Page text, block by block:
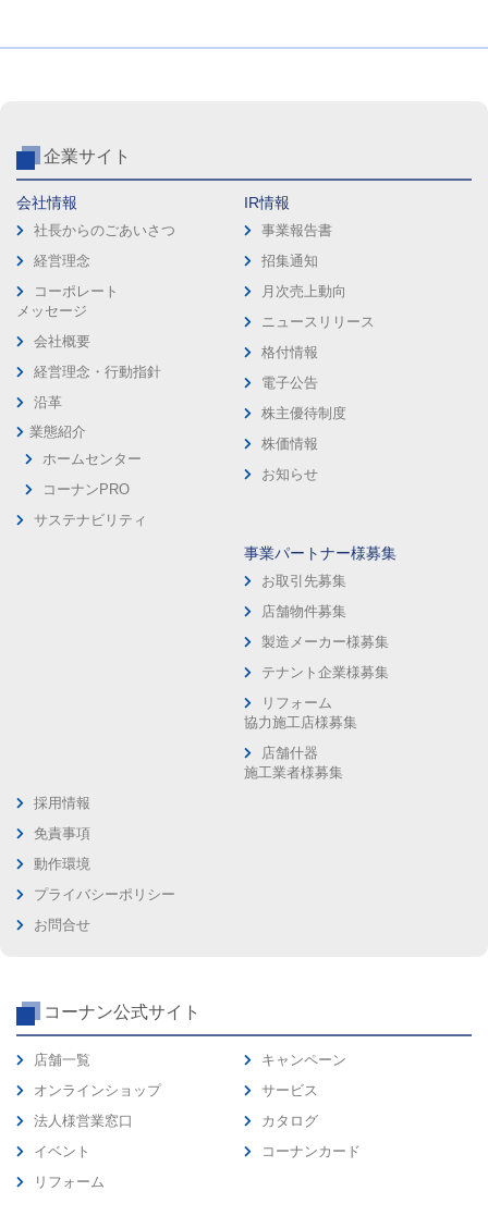
企業サイト
会社情報
社長からのごあいさつ
経営理念
コーポレート
メッセージ
会社概要
経営理念・行動指針
沿革
業態紹介
ホームセンター
コーナンPRO
サステナビリティ
IR情報
事業報告書
招集通知
月次売上動向
ニュースリリース
格付情報
電子公告
株主優待制度
株価情報
お知らせ
事業パートナー様募集
お取引先募集
店舗物件募集
製造メーカー様募集
テナント企業様募集
リフォーム
協力施工店様募集
店舗什器
施工業者様募集
採用情報
免責事項
動作環境
プライバシーポリシー
お問合せ
コーナン公式サイト
店舗一覧
オンラインショップ
法人様営業窓口
イベント
リフォーム
キャンペーン
サービス
カタログ
コーナンカード